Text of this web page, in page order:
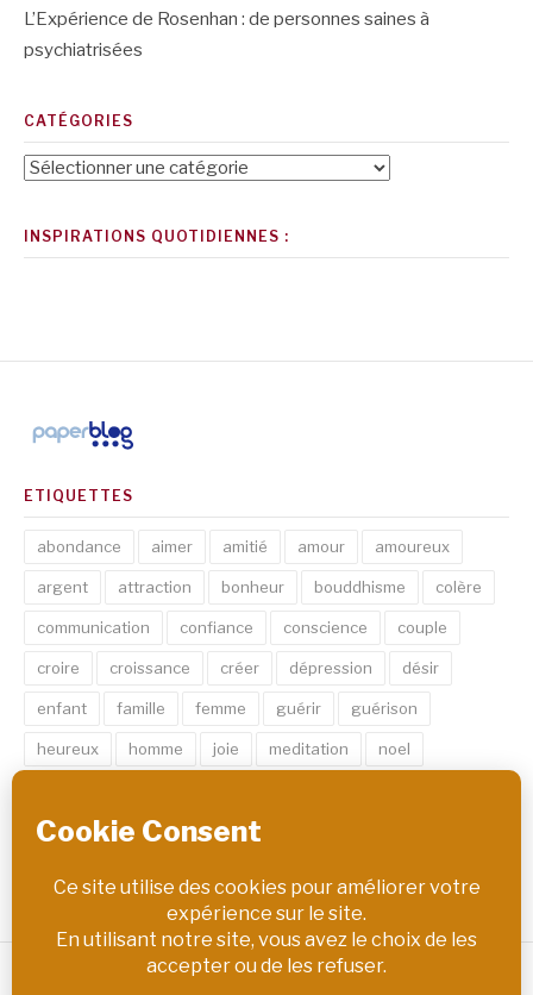
L’Expérience de Rosenhan : de personnes saines à
psychiatrisées
CATÉGORIES
Catégories
INSPIRATIONS QUOTIDIENNES :
ETIQUETTES
abondance aimer amitié amour amoureux
argent attraction bonheur bouddhisme colère
communication confiance conscience couple
croire croissance créer dépression désir
enfant famille femme guérir guérison
heureux homme joie meditation noel
santé sexe soin spirituel